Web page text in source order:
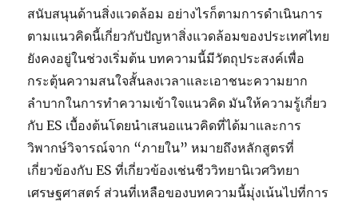
สนับสนุนด้านสิ่งแวดล้อม อย่างไรก็ตามการดำเนินการ
ตามแนวคิดนี้เกี่ยวกับปัญหาสิ่งแวดล้อมของประเทศไทย
ยังคงอยู่ในช่วงเริ่มต้น บทความนี้มีวัตถุประสงค์เพื่อ
กระตุ้นความสนใจสั้นลงเวลาและเอาชนะความยาก
ลำบากในการทำความเข้าใจแนวคิด มันให้ความรู้เกี่ยว
กับ ES เบื้องต้นโดยนำเสนอแนวคิดที่ได้มาและการ
วิพากษ์วิจารณ์จาก “ภายใน” หมายถึงหลักสูตรที่
เกี่ยวข้องกับ ES ที่เกี่ยวข้องเช่นชีววิทยานิเวศวิทยา
เศรษฐศาสตร์ ส่วนที่เหลือของบทความนี้มุ่งเน้นไปที่การ